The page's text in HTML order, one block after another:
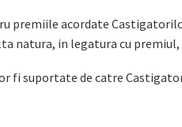
premiile acordate
natura, in legatura cu
fi suportate de catre